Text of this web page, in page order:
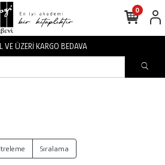
ÜZERİ KARGO BEDAVA
0
Sıralama